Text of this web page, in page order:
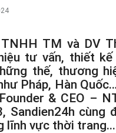
TM và DV
tư vấn, thiết
thế, thương
Pháp, Hàn
& CEO –
Sandien24h
lĩnh vực thời trang...